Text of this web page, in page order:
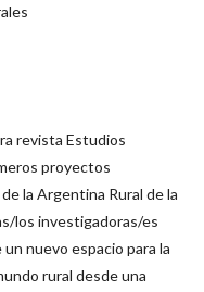
revista Estudios
proyectos
la Argentina Rural de la
los investigadoras/es
nuevo espacio para la
rural desde una